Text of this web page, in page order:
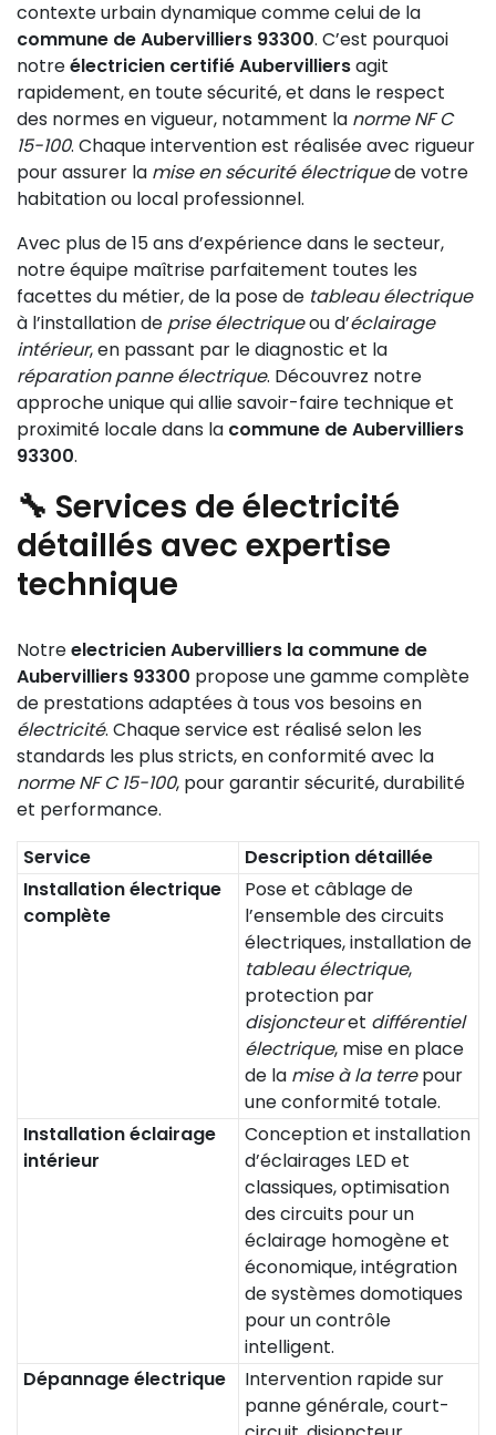
contexte urbain dynamique comme celui de la
commune de Aubervilliers 93300. C’est pourquoi
notreélectricien certifié Aubervilliersagit
rapidement, en toute sécurité, et dans le respect
des normes en vigueur, notamment la norme NF C
15-100. Chaque intervention est réalisée avec rigueur
pour assurer la mise en sécurité électriquede votre
habitation ou local professionnel.
Avec plus de 15 ans d’expérience dans le secteur,
notre équipe maîtrise parfaitement toutes les
facettes du métier, de la pose de tableau électrique
à l’installation de prise électriqueou d’éclairage
intérieur, en passant par le diagnostic et la
réparation panne électrique. Découvrez notre
approche unique qui allie savoir-faire technique et
proximité locale dans la commune de Aubervilliers
93300.
🔧 Services de électricité
détaillés avec expertise
technique
Notreelectricien Aubervilliers la commune de
Aubervilliers 93300 propose une gamme complète
de prestations adaptées à tous vos besoins en
électricité. Chaque service est réalisé selon les
standards les plus stricts, en conformité avec la
norme NF C 15-100, pour garantir sécurité, durabilité
et performance.
Service
Description détaillée
Installation électrique
complète
Pose et câblage de
l’ensemble des circuits
électriques, installation de
tableau électrique,
protection par
disjoncteuret différentiel
électrique, mise en place
de la mise à la terrepour
une conformité totale.
Installation éclairage
intérieur
Conception et installation
d’éclairages LED et
classiques, optimisation
des circuits pour un
éclairage homogène et
économique, intégration
de systèmes domotiques
pour un contrôle
intelligent.
Dépannage électrique
Intervention rapide sur
panne générale, court-